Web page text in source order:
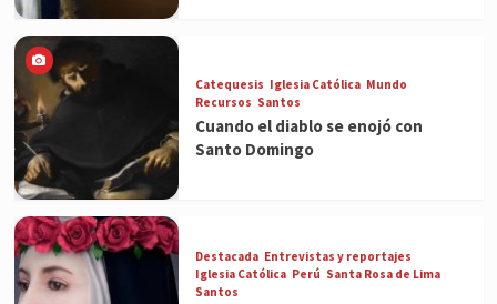
Catequesis Iglesia Católica Mundo
Recursos Santos
Cuando el diablo se enojó con
Santo Domingo
Destacada Entrevistas y reportajes
Iglesia Católica Perú Santa Rosa de Lima
Santos